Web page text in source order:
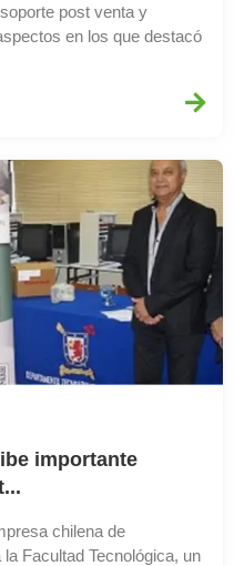
post venta y
en los que destacó
importante
chilena de
Facultad Tecnológica, un